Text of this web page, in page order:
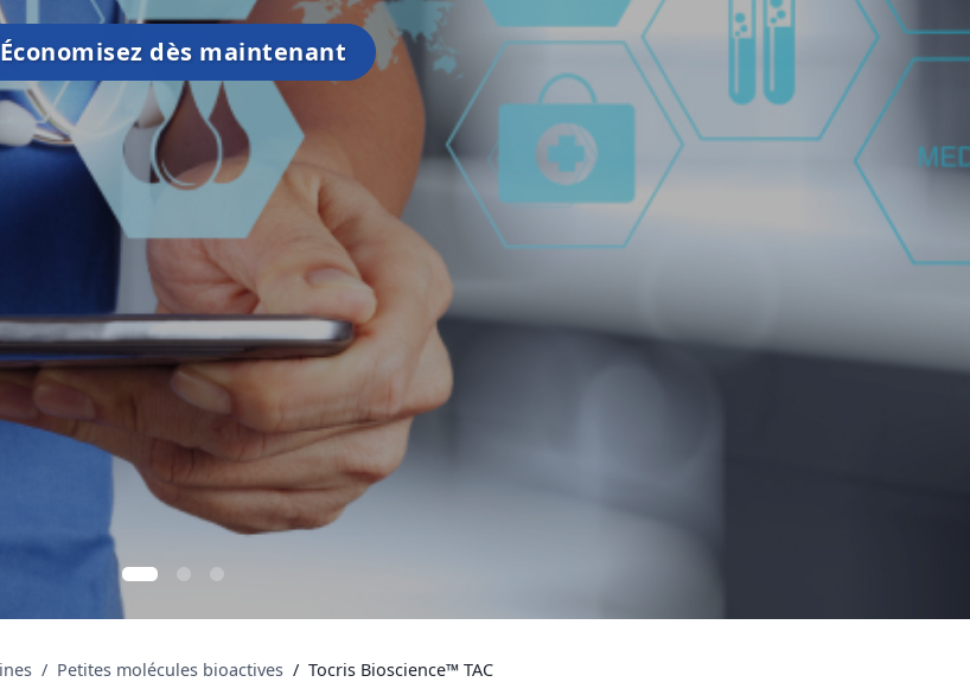
Économisez dès maintenant
Petites molécules bioactives Tocris Bioscience™ TAC